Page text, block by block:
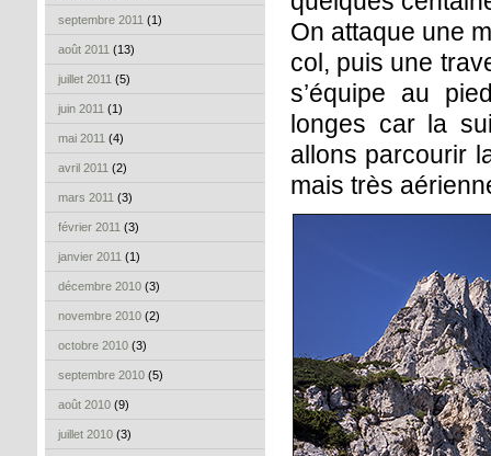
septembre 2011 (1)
août 2011 (13)
juillet 2011 (5)
juin 2011 (1)
mai 2011 (4)
avril 2011 (2)
mars 2011 (3)
février 2011 (3)
janvier 2011 (1)
décembre 2010 (3)
novembre 2010 (2)
octobre 2010 (3)
septembre 2010 (5)
août 2010 (9)
juillet 2010 (3)
On attaque une
col, puis une
s’équipe au
longes car la
allons parcourir
mais très